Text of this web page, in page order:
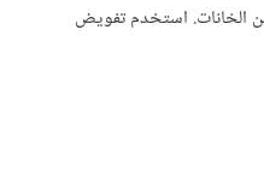
الخانات. استخدم تفويض